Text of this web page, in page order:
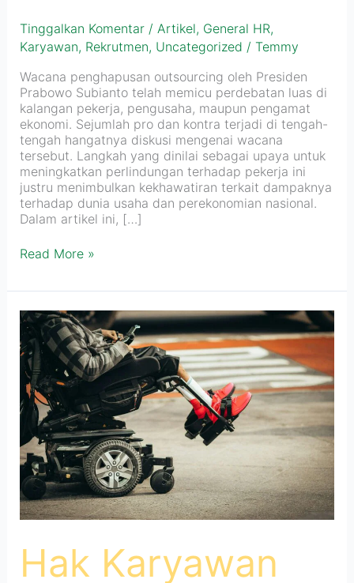
Tinggalkan Komentar / Artikel, General HR,
Karyawan, Rekrutmen, Uncategorized / Temmy
Wacana penghapusan outsourcing oleh Presiden
Prabowo Subianto telah memicu perdebatan luas di
kalangan pekerja, pengusaha, maupun pengamat
ekonomi. Sejumlah pro dan kontra terjadi di tengah-
tengah hangatnya diskusi mengenai wacana
tersebut. Langkah yang dinilai sebagai upaya untuk
meningkatkan perlindungan terhadap pekerja ini
justru menimbulkan kekhawatiran terkait dampaknya
terhadap dunia usaha dan perekonomian nasional.
Dalam artikel ini, […]
Read More »
Hak Karyawan
Hak
Karyawan
Disabilitas
di
Indonesia
dan
Aturan
Hukumnya